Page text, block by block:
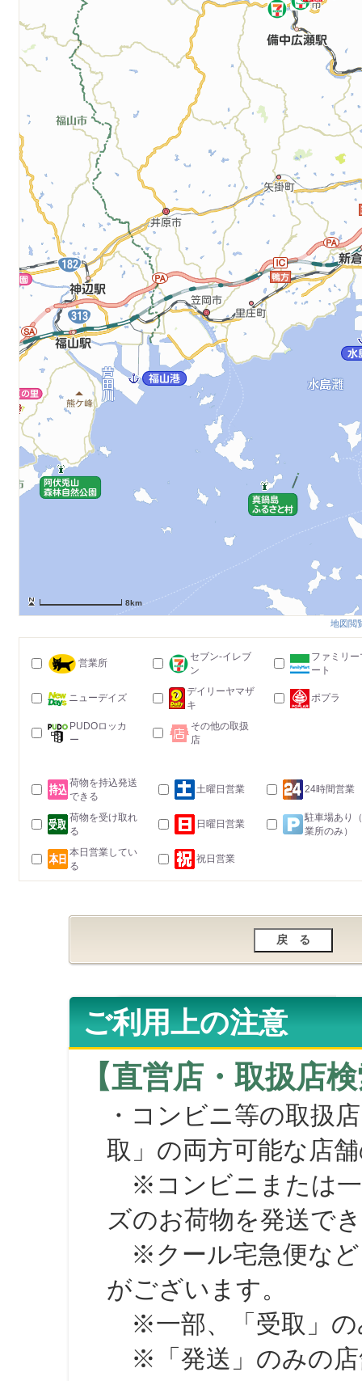
8km
地図閲
営業所
セブン-イレブ
ン
ファミリー
ート
ニューデイズ
デイリーヤマザ
キ
ポプラ
PUDOロッカ
ー
その他の取扱
店
荷物を持込発送
できる
土曜日営業 24時間営業
荷物を受け取れ
る
日曜日営業
駐車場あり
業所のみ）
本日営業してい
る
祝日営業
ご利用上の注意
【直営店・取扱店
・コンビニ等の取扱
取」の両方可能な店
※コンビニまたは一
ズのお荷物を発送で
※クール宅急便など
がございます。
※一部、「受取」の
※「発送」のみの店